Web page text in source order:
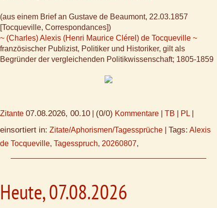
(aus einem Brief an Gustave de Beaumont, 22.03.1857
[Tocqueville, Correspondances])
~ (Charles) Alexis (Henri Maurice Clérel) de Tocqueville ~
französischer Publizist, Politiker und Historiker, gilt als
Begründer der vergleichenden Politikwissenschaft; 1805-1859
Zitante 07.08.2026, 00.10 (0/0) Kommentare TB PL
einsortiert in: Zitate/Aphorismen/Tagessprüche Tags: Alexis
de Tocqueville, Tagesspruch, 20260807,
Heute, 07.08.2026